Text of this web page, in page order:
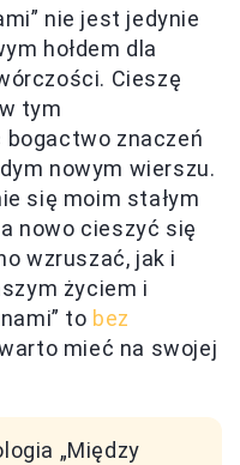
nie jest jedynie
hołdem dla
Cieszę
tym
bogactwo znaczeń
nowym wierszu.
się moim stałym
nowo cieszyć się
wzruszać, jak i
życiem i
to bez
mieć na swojej
„Między